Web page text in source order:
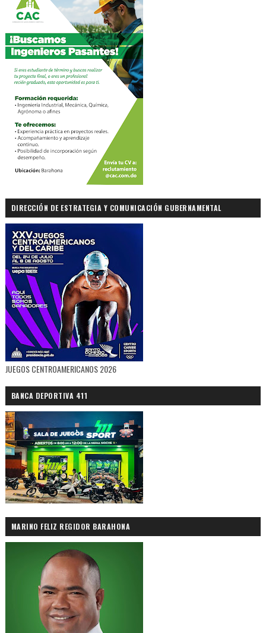
DIRECCIÓN DE ESTRATEGIA Y COMUNICACIÓN GUBERNAMENTAL
JUEGOS CENTROAMERICANOS 2026
BANCA DEPORTIVA 411
MARINO FELIZ REGIDOR BARAHONA